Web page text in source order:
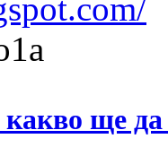
ще да